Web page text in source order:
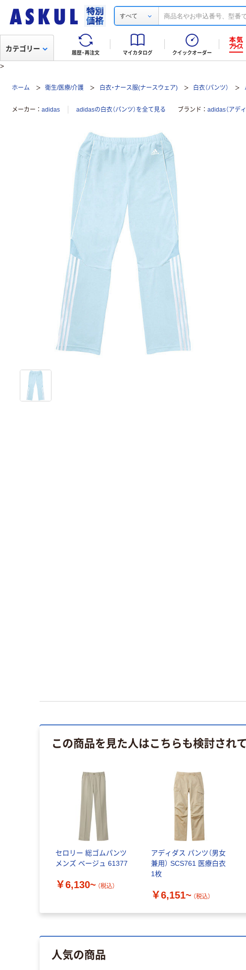
すべて
履歴・再注文 マイカタログ クイックオーダー
カテゴリー
>
ホーム 衛生/医療/介護 白衣・ナース服(ナースウェア) 白衣（パンツ）
メーカー adidas adidasの白衣（パンツ）を全て見る ブランド adidas（アディ
この商品を見た人はこちらも検討され
セロリー 総ゴムパンツ
メンズ ベージュ 61377
￥6,130~ （税込）
アディダス パンツ（男女
兼用） SCS761 医療白衣
1枚
￥6,151~ （税込）
人気の商品